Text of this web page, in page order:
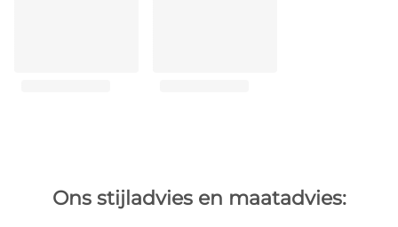
Ons stijladvies en maatadvies: